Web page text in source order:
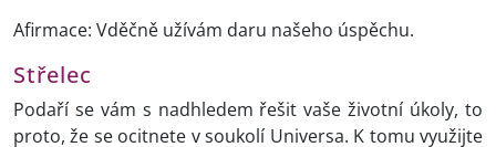
Afirmace: Vděčně užívám daru našeho úspěchu.
Střelec
Podaří se vám s nadhledem řešit vaše životní úkoly, to
proto, že se ocitnete v soukolí Universa. K tomu využijte